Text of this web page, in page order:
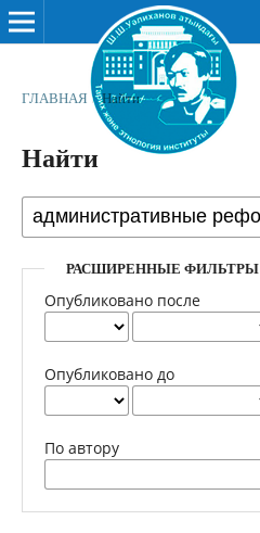
ГЛАВНАЯ / Найти
Найти
РАСШИРЕННЫЕ ФИЛЬТРЫ
Опубликовано после
Опубликовано до
По автору